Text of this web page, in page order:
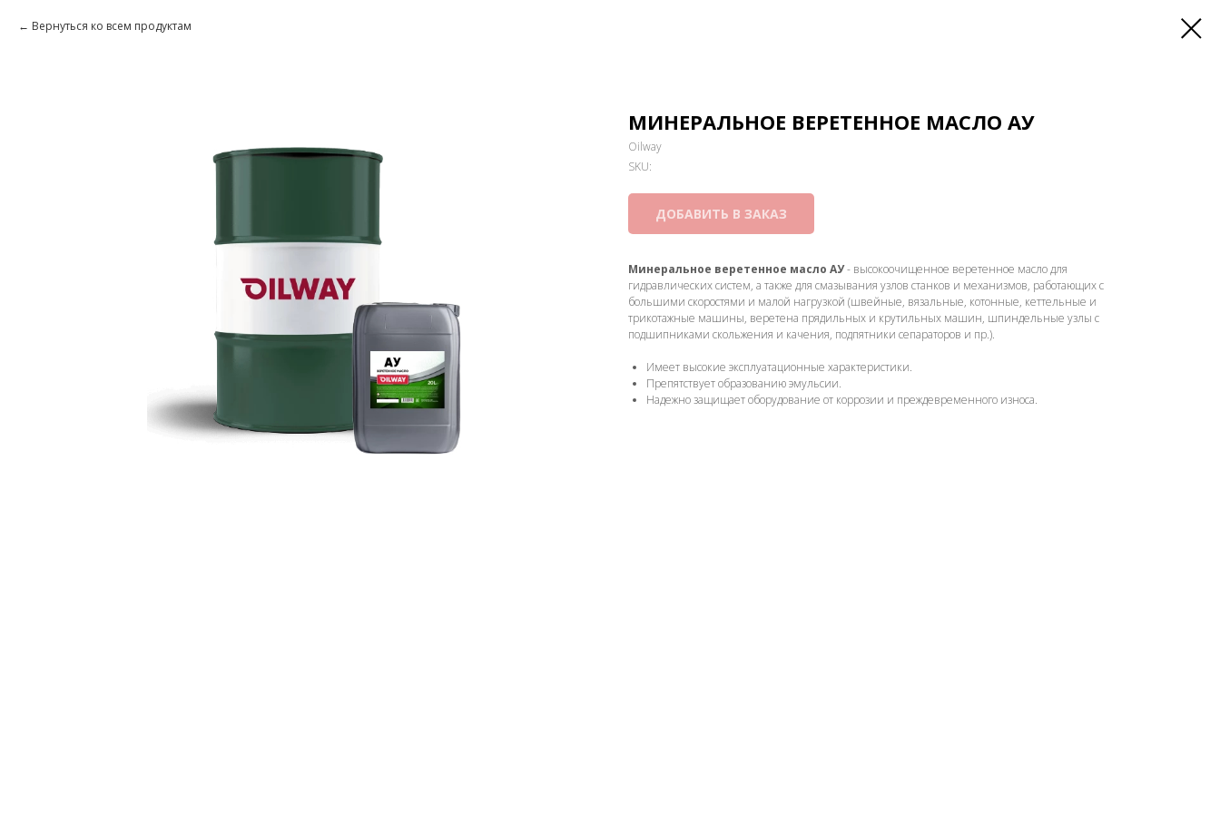
Вернуться ко всем продуктам
МИНЕРАЛЬНОЕ ВЕРЕТЕННОЕ МАСЛО АУ
Oilway
SKU:
ДОБАВИТЬ В ЗАКАЗ
Минеральное веретенное масло АУ- высокоочищенное веретенное масло для
гидравлических систем, а также для смазывания узлов станков и механизмов, работающих с
большими скоростями и малой нагрузкой (швейные, вязальные, котонные, кеттельные и
трикотажные машины, веретена прядильных и крутильных машин, шпиндельные узлы с
подшипниками скольжения и качения, подпятники сепараторов и пр.).
Имеет высокие эксплуатационные характеристики.
Препятствует образованию эмульсии.
Надежно защищает оборудование от коррозии и преждевременного износа.